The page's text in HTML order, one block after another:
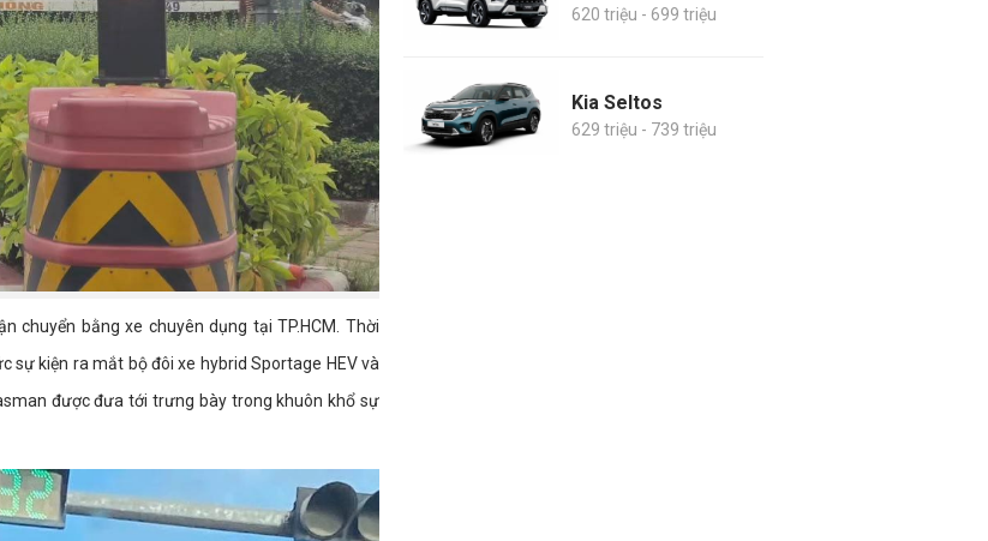
chuyển bằng xe chuyên dụng tại TP.HCM. Thời
sự kiện ra mắt bộ đôi xe hybrid Sportage HEV và
được đưa tới trưng bày trong khuôn khổ sự
620 triệu - 699 triệu
Kia Seltos
629 triệu - 739 triệu